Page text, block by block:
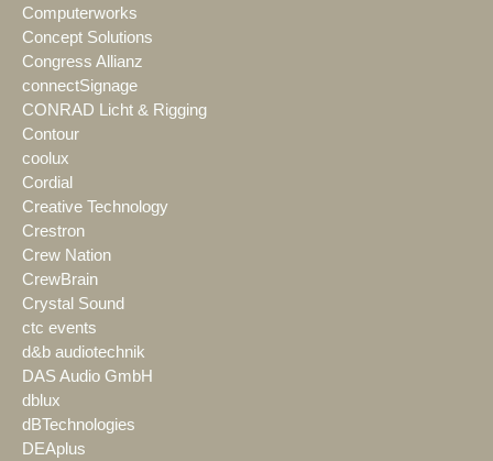
Computerworks
Concept Solutions
Congress Allianz
connectSignage
CONRAD Licht & Rigging
Contour
coolux
Cordial
Creative Technology
Crestron
Crew Nation
CrewBrain
Crystal Sound
ctc events
d&b audiotechnik
DAS Audio GmbH
dblux
dBTechnologies
DEAplus